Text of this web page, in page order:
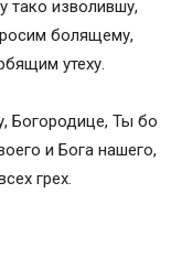
тако изволившу,
болящему,
утеху.
Богородице, Ты бо
и Бога нашего,
грех.